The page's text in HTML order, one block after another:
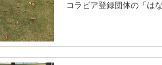
コラビア登録団体の「は